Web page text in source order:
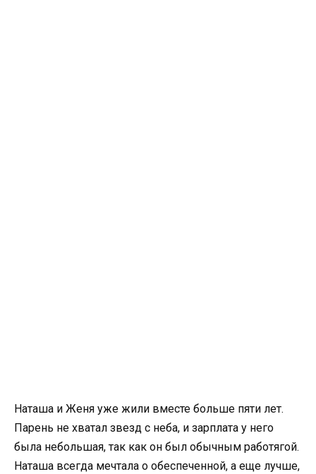
Наташа и Женя уже жили вместе больше пяти лет.
Парень не хватал звезд с неба, и зарплата у него
была небольшая, так как он был обычным работягой.
Наташа всегда мечтала о обеспеченной, а еще лучше,